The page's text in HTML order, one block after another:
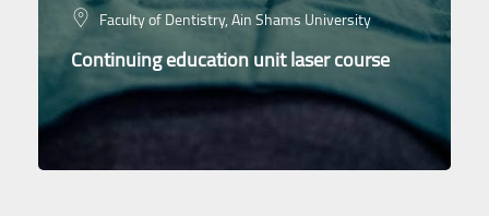
Faculty of Dentistry, Ain Shams University
Continuing education unit laser course